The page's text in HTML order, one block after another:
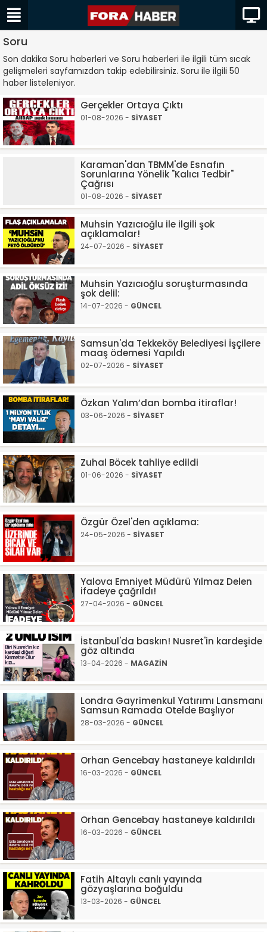
Soru
Son dakika Soru haberleri ve Soru haberleri ile ilgili tüm sıcak
gelişmeleri sayfamızdan takip edebilirsiniz. Soru ile ilgili 50
haber listeleniyor.
Gerçekler Ortaya Çıktı
01-08-2026 - SİYASET
Karaman'dan TBMM'de Esnafın
Sorunlarına Yönelik "Kalıcı Tedbir"
Çağrısı
01-08-2026 - SİYASET
Muhsin Yazıcıoğlu ile ilgili şok
açıklamalar!
24-07-2026 - SİYASET
Muhsin Yazıcıoğlu soruşturmasında
şok delil:
14-07-2026 - GÜNCEL
Samsun'da Tekkeköy Belediyesi İşçilere
maaş ödemesi Yapıldı
02-07-2026 - SİYASET
Özkan Yalım’dan bomba itiraflar!
03-06-2026 - SİYASET
Zuhal Böcek tahliye edildi
01-06-2026 - SİYASET
Özgür Özel'den açıklama:
24-05-2026 - SİYASET
Yalova Emniyet Müdürü Yılmaz Delen
ifadeye çağrıldı!
27-04-2026 - GÜNCEL
İstanbul'da baskın! Nusret'in kardeşide
göz altında
13-04-2026 - MAGAZİN
Londra Gayrimenkul Yatırımı Lansmanı
Samsun Ramada Otelde Başlıyor
28-03-2026 - GÜNCEL
Orhan Gencebay hastaneye kaldırıldı
16-03-2026 - GÜNCEL
Orhan Gencebay hastaneye kaldırıldı
16-03-2026 - GÜNCEL
Fatih Altaylı canlı yayında
gözyaşlarına boğuldu
13-03-2026 - GÜNCEL